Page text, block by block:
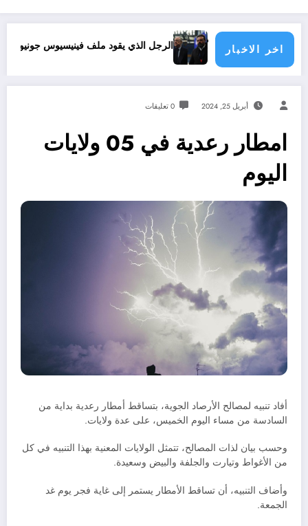
اخر الاخبار
الدول الأطراف الرجل الذي يقود ملف فينيسيوس جونيور
أبريل 25, 2024 0 تعليقات
امطار رعدية في 05 ولايات
اليوم
أفاد تنبيه لمصالح الأرصاد الجوية، بتساقط أمطار رعدية بداية من
السادسة من مساء اليوم الخميس، على عدة ولايات.
وحسب بيان لذات المصالح، تتمثل الولايات المعنية بهذا التنبيه في كل
من الأغواط وتيارت والجلفة والبيض وسعيدة.
وأضاف التنبيه، أن تساقط الأمطار يستمر إلى غاية فجر يوم غد
الجمعة.